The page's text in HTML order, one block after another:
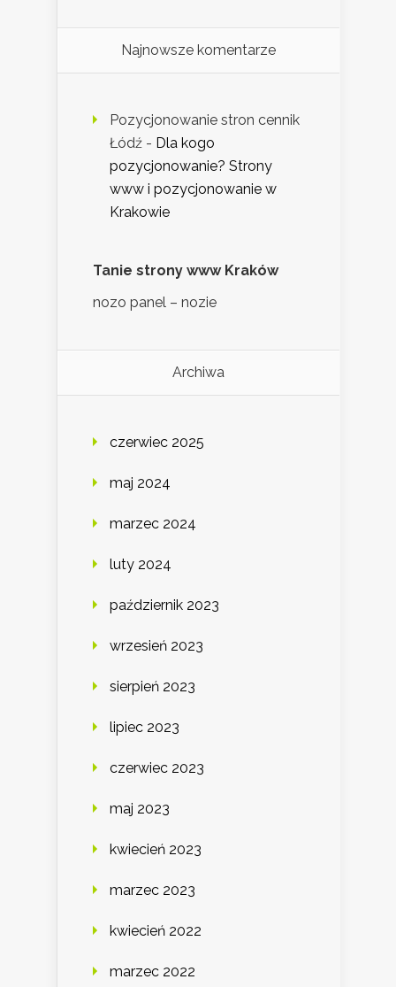
Najnowsze komentarze
Pozycjonowanie stron cennik
Łódź - Dla kogo
pozycjonowanie? Strony
www i pozycjonowanie w
Krakowie
Tanie strony www Kraków
nozo panel – nozie
Archiwa
czerwiec 2025
maj 2024
marzec 2024
luty 2024
październik 2023
wrzesień 2023
sierpień 2023
lipiec 2023
czerwiec 2023
maj 2023
kwiecień 2023
marzec 2023
kwiecień 2022
marzec 2022